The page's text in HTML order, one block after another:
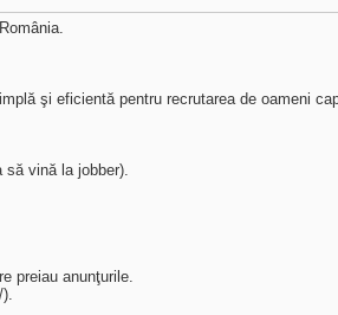
şi eficientă pentru recrutarea de oameni
vină la jobber).
preiau anunţurile.